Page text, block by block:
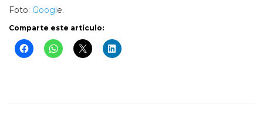
Foto: Google.
Comparte este artículo: